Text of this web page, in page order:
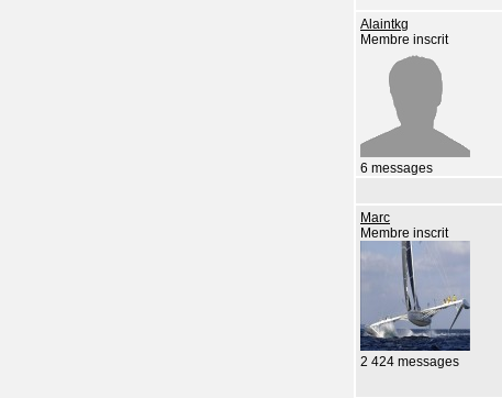
Alaintkg
Membre inscrit
6 messages
Marc
Membre inscrit
2 424 messages